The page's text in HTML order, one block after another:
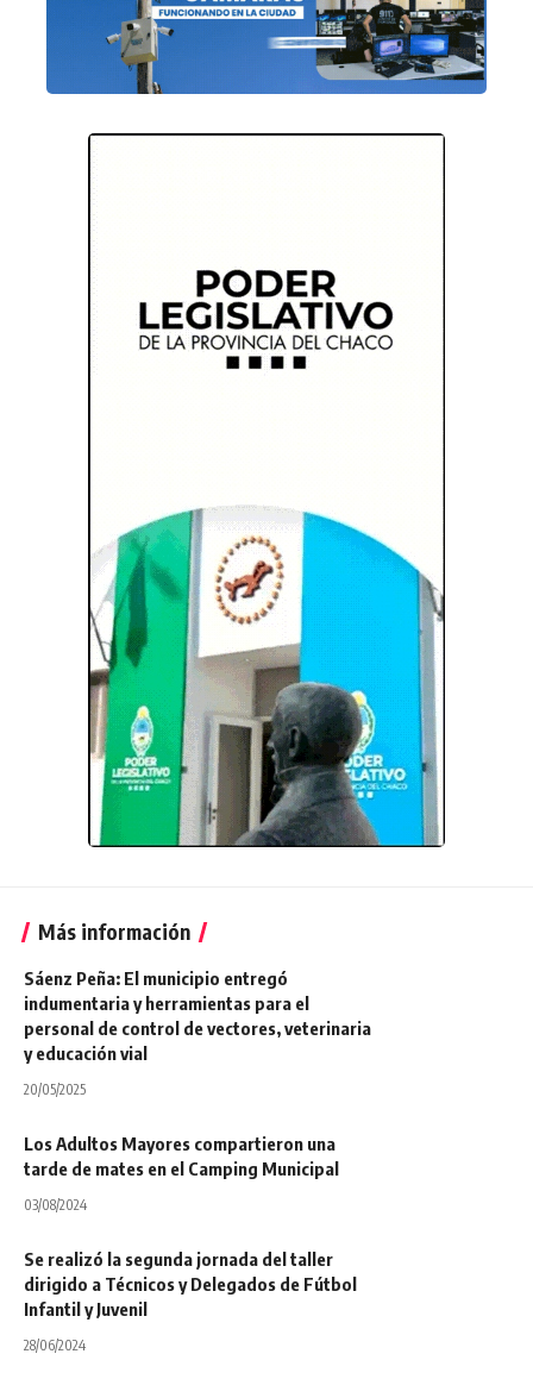
Más información
Sáenz Peña: El municipio entregó
indumentaria y herramientas para el
personal de control de vectores, veterinaria
y educación vial
20/05/2025
Los Adultos Mayores compartieron una
tarde de mates en el Camping Municipal
03/08/2024
Se realizó la segunda jornada del taller
dirigido a Técnicos y Delegados de Fútbol
Infantil y Juvenil
28/06/2024